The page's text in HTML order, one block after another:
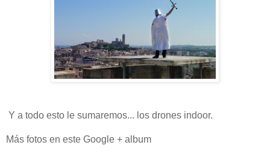
Y a todo esto le sumaremos... los drones indoor.
Más fotos en este Google + album